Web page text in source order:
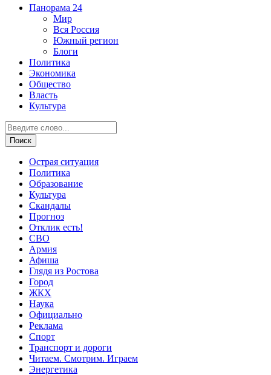
Панорама 24
Мир
Вся Россия
Южный регион
Блоги
Политика
Экономика
Общество
Власть
Культура
Острая ситуация
Политика
Образование
Культура
Скандалы
Прогноз
Отклик есть!
СВО
Армия
Афиша
Глядя из Ростова
Город
ЖКХ
Наука
Официально
Реклама
Спорт
Транспорт и дороги
Читаем. Смотрим. Играем
Энергетика